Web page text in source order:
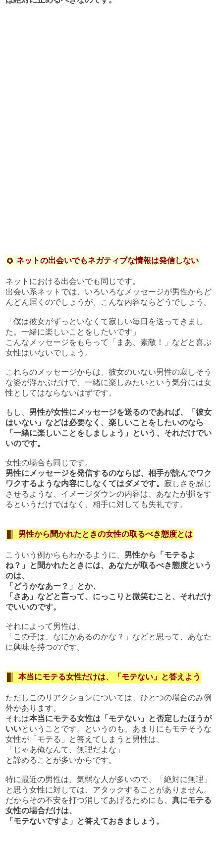
ネットの出会いでもネガティブな情報は発信しない
ネットにおける出会いでも同じです。
出会い系ネットでは、いろいろなメッセージが男性からど
んどん届くのでしょうが、こんな内容ならどうでしょう。
「僕は彼女がずっといなくて寂しい毎日を送ってきまし
た。一緒に楽しいことをしたいです」
こんなメッセージをもらって「まあ、素敵！」などと喜ぶ
女性はいないでしょう。
これらのメッセージからは、彼女のいない男性の寂しそう
な姿が浮かぶだけで、一緒に楽しみたいという気分には女
性としてはならないはずです。
もし、 男性が女性にメッセージを送るのであれば、「彼女
はいない」などは必要なく、楽しいことをしたいのなら
「一緒に楽しいことをしましょう」という、それだけでい
いのです。
女性の場合も同じです。
男性にメッセージを発信するのならば、相手が読んでワク
ワクするような内容にしなくてはダメです。 寂しさを感じ
させるような、イメージダウンの内容は、あなたが損をす
るというだけではなく、相手に対しても失礼です。
男性から聞かれたときの女性の取るべき態度とは
こういう例からもわかるように、 男性から「モテるよ
ね？」と聞かれたときには、あなたが取るべき態度という
のは、
「どうかなあー？」とか、
「さあ」などと言って、にっこりと微笑むこと、それだけ
でいいのです。
それによって男性は、
「この子は、なにかあるのかな？」などと思って、あなた
に興味を持つのです。
本当にモテる女性だけは、「モテない」と答えよう
ただしこのリアクションについては、ひとつの場合のみ例
外があります。
それは本当にモテる女性は「モテない」と否定したほうが
いいということです。というのも、あまりにもモテそうな
女性が「モテる」と答えてしまうと男性は、
「じゃあ俺なんて、無理だよな」
と諦めることが多いからです。
特に最近の男性は、気弱な人が多いので、「絶対に無理」
と思う女性に対しては、アタックすることがありません。
だからその不安を打つ消してあげるためにも、 真にモテる
女性の場合だけは、
「モテないですよ」と答えておきましょう。